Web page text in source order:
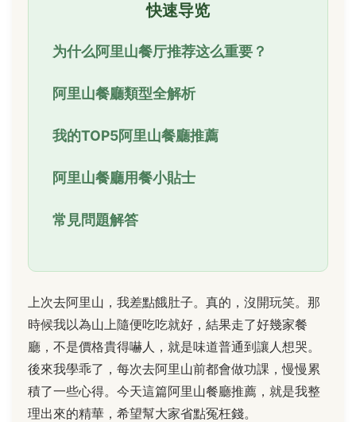
快速导览
为什么阿里山餐厅推荐这么重要？
阿里山餐廳類型全解析
我的TOP5阿里山餐廳推薦
阿里山餐廳用餐小貼士
常見問題解答
上次去阿里山，我差點餓肚子。真的，沒開玩笑。那
時候我以為山上隨便吃吃就好，結果走了好幾家餐
廳，不是價格貴得嚇人，就是味道普通到讓人想哭。
後來我學乖了，每次去阿里山前都會做功課，慢慢累
積了一些心得。今天這篇阿里山餐廳推薦，就是我整
理出來的精華，希望幫大家省點冤枉錢。